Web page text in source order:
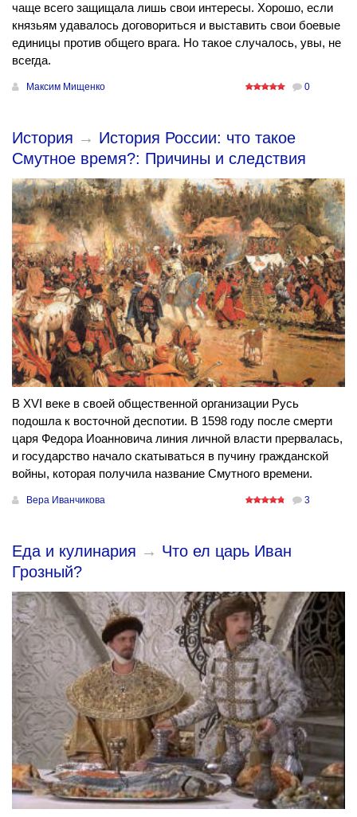
чаще всего защищала лишь свои интересы. Хорошо, если
князьям удавалось договориться и выставить свои боевые
единицы против общего врага. Но такое случалось, увы, не
всегда.
Максим Мищенко 0
История → История России: что такое
Смутное время?: Причины и следствия
В XVI веке в своей общественной организации Русь
подошла к восточной деспотии. В 1598 году после смерти
царя Федора Иоанновича линия личной власти прервалась,
и государство начало скатываться в пучину гражданской
войны, которая получила название Смутного времени.
Вера Иванчикова 3
Еда и кулинария → Что ел царь Иван
Грозный?